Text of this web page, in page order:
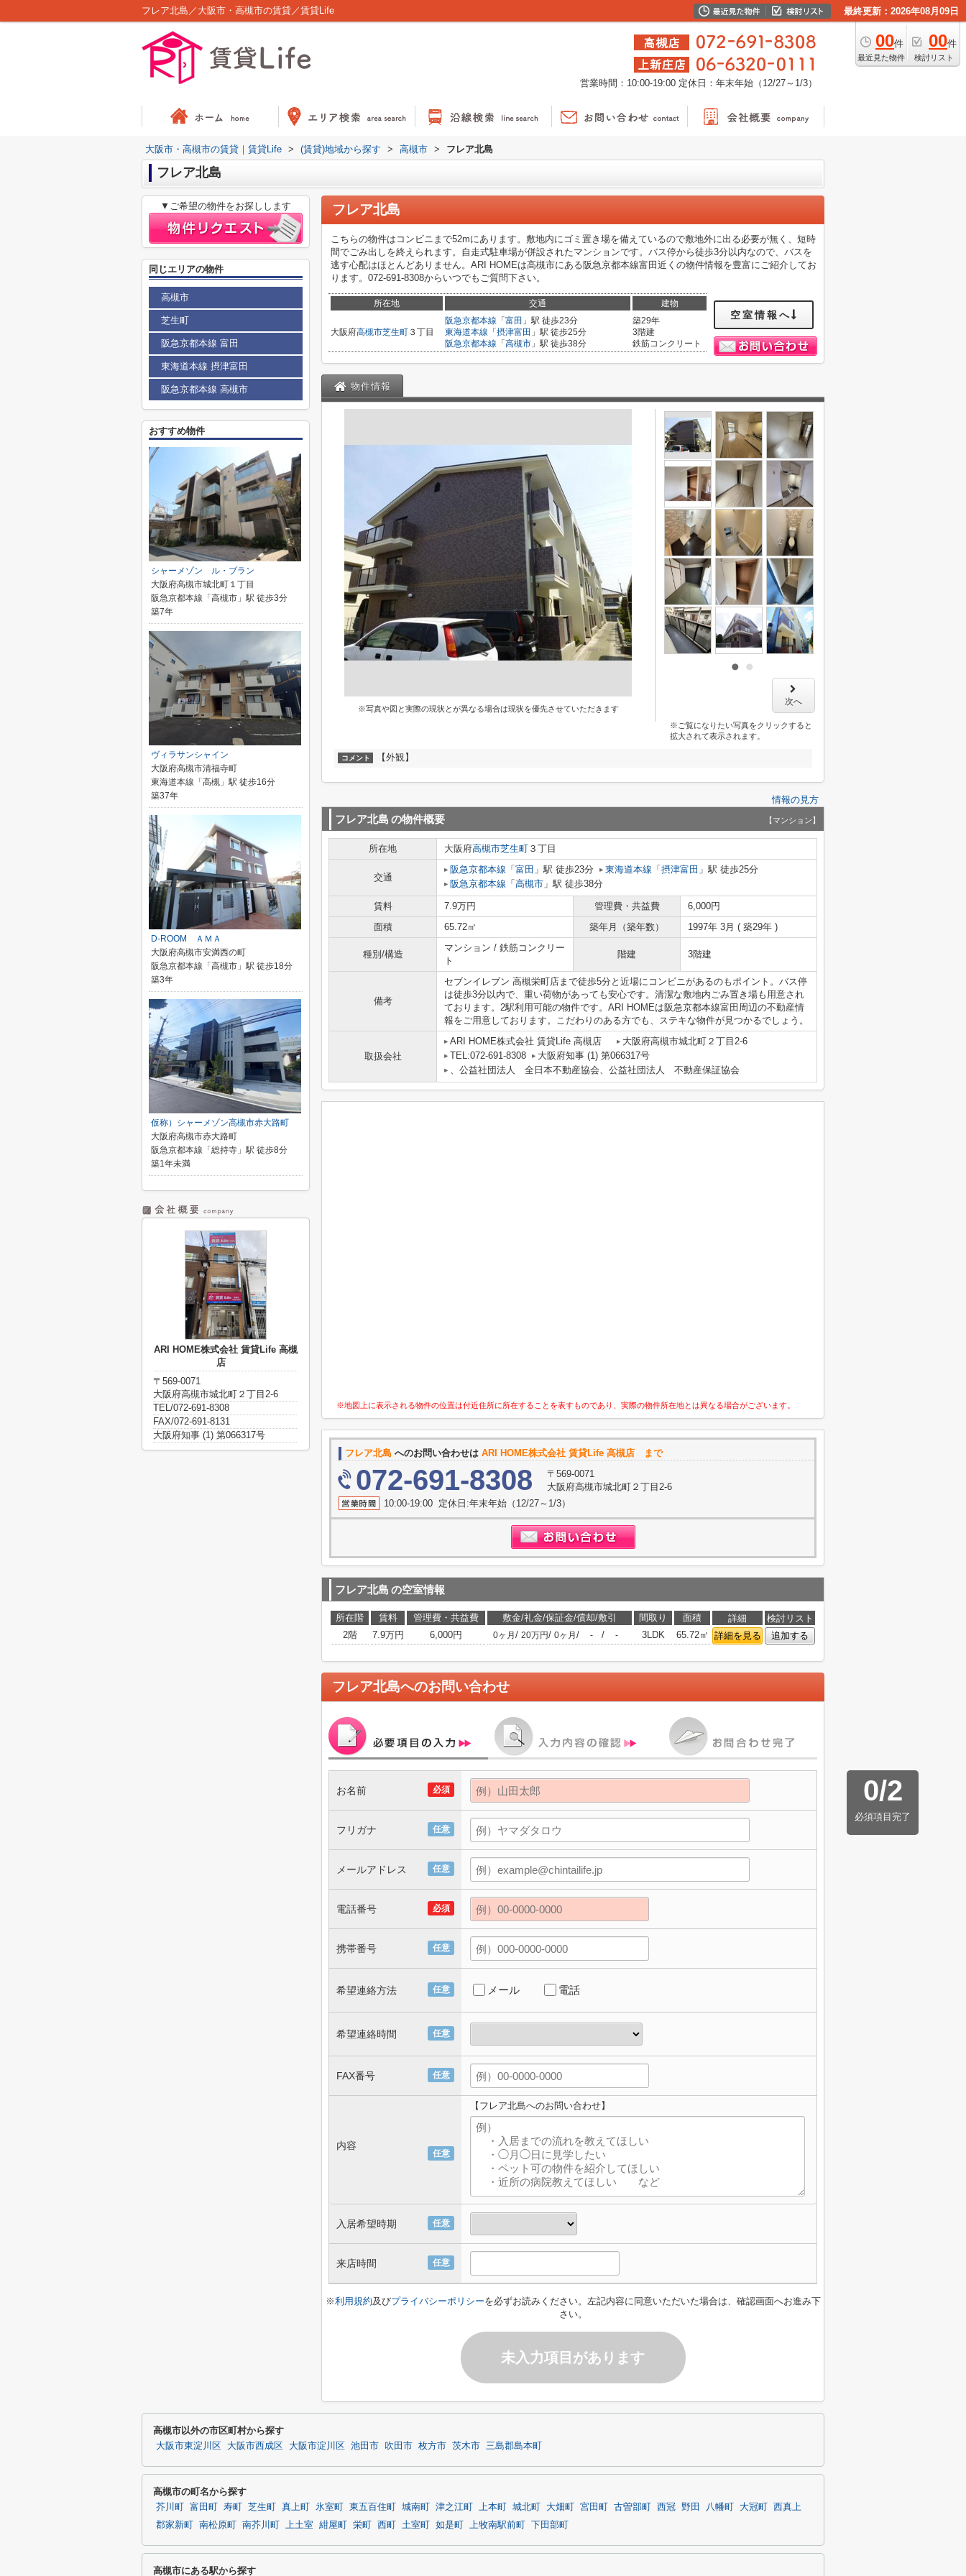
フレア北島／大阪市・高槻市の賃貸／賃貸Life 最終更新：2026年08月09日
00件
最近見た物件
00件
検討リスト
営業時間：10:00-19:00 定休日：年末年始（12/27～1/3）
大阪市・高槻市の賃貸｜賃貸Life > (賃貸)地域から探す > 高槻市 > フレア北島
フレア北島
フレア北島
こちらの物件はコンビニまで52mにあります。敷地内にゴミ置き場を備えているので敷地外に出る必要が無く、短時
間でごみ出しを終えられます。自走式駐車場が併設されたマンションです。バス停から徒歩3分以内なので、バスを
逃す心配はほとんどありません。ARI HOMEは高槻市にある阪急京都本線富田近くの物件情報を豊富にご紹介してお
ります。072-691-8308からいつでもご質問下さい。
所在地 交通 建物
大阪府高槻市芝生町 ３丁目
阪急京都本線 「 富田 」駅 徒歩23分
東海道本線 「 摂津富田 」駅 徒歩25分
阪急京都本線 「 高槻市 」駅 徒歩38分
築29年
3階建
鉄筋コンクリート
空室情報へ
物件情報
※写真や図と実際の現状とが異なる場合は現状を優先させていただきます
次へ
※ご覧になりたい写真をクリックすると
拡大されて表示されます。
コメント 【外観】
情報の見方
フレア北島 の物件概要 【マンション】
所在地 大阪府高槻市芝生町 ３丁目
交通
阪急京都本線 「 富田 」駅 徒歩23分 東海道本線 「 摂津富田 」駅 徒歩25分
阪急京都本線 「 高槻市 」駅 徒歩38分
賃料 7.9万円 管理費・共益費
6,000円
面積
65.72㎡ 築年月（築年数） 1997年 3月 ( 築29年 )
種別/構造
マンション / 鉄筋コンクリー
ト
階建 3階建
備考
セブンイレブン 高槻栄町店まで徒歩5分と近場にコンビニがあるのもポイント。バス停
は徒歩3分以内で、重い荷物があっても安心です。清潔な敷地内ごみ置き場も用意され
ております。2駅利用可能の物件です。ARI HOMEは阪急京都本線富田周辺の不動産情
報をご用意しております。こだわりのある方でも、ステキな物件が見つかるでしょう。
取扱会社
ARI HOME株式会社 賃貸Life 高槻店
大阪府高槻市城北町２丁目2-6
TEL:072-691-8308
大阪府知事 (1) 第066317号
、公益社団法人 全日本不動産協会、公益社団法人 不動産保証協会
※地図上に表示される物件の位置は付近住所に所在することを表すものであり、実際の物件所在地とは異なる場合がございます。
フレア北島 へのお問い合わせは ARI HOME株式会社 賃貸Life 高槻店 まで
072-691-8308
〒569-0071
大阪府高槻市城北町２丁目2-6
10:00-19:00 定休日:年末年始（12/27～1/3）
フレア北島 の空室情報
所在階 賃料 管理費・共益費 敷金/礼金/保証金/償却/敷引 間取り 面積 詳細
検討リスト
2階
7.9万円 6,000円 0ヶ月 / 20万円/ 0ヶ月 / - / - 3LDK 65.72㎡ 詳細を見る 追加する
フレア北島へのお問い合わせ
0/2
必須項目完了
必須
お名前
任意
フリガナ
任意
メールアドレス
必須
電話番号
任意
携帯番号
任意
希望連絡方法 メール 電話
任意
希望連絡時間
任意
FAX番号
任意
内容
【フレア北島へのお問い合わせ】
任意
入居希望時期
任意
来店時間
※利用規約及びプライバシーポリシーを必ずお読みください。左記内容に同意いただいた場合は、確認画面へお進み下
さい。
未入力項目があります
▼ご希望の物件をお探しします
同じエリアの物件
高槻市
芝生町
阪急京都本線 富田
東海道本線 摂津富田
阪急京都本線 高槻市
おすすめ物件
シャーメゾン ル・ブラン
大阪府高槻市城北町１丁目
阪急京都本線「高槻市」駅 徒歩3分
築7年
ヴィラサンシャイン
大阪府高槻市清福寺町
東海道本線「高槻」駅 徒歩16分
築37年
D-ROOM ＡＭＡ
大阪府高槻市安満西の町
阪急京都本線「高槻市」駅 徒歩18分
築3年
仮称）シャーメゾン高槻市赤大路町
大阪府高槻市赤大路町
阪急京都本線「総持寺」駅 徒歩8分
築1年未満
ARI HOME株式会社 賃貸Life 高槻
店
〒569-0071
大阪府高槻市城北町２丁目2-6
TEL/072-691-8308
FAX/072-691-8131
大阪府知事 (1) 第066317号
高槻市以外の市区町村から探す
大阪市東淀川区 大阪市西成区 大阪市淀川区 池田市 吹田市 枚方市 茨木市 三島郡島本町
高槻市の町名から探す
芥川町 富田町 寿町 芝生町 真上町 氷室町 東五百住町 城南町 津之江町 上本町 城北町 大畑町 宮田町 古曽部町 西冠 野田 八幡町 大冠町
西真上
郡家新町
南松原町 南芥川町 上土室 紺屋町 栄町 西町 土室町 如是町 上牧南駅前町 下田部町
高槻市にある駅から探す